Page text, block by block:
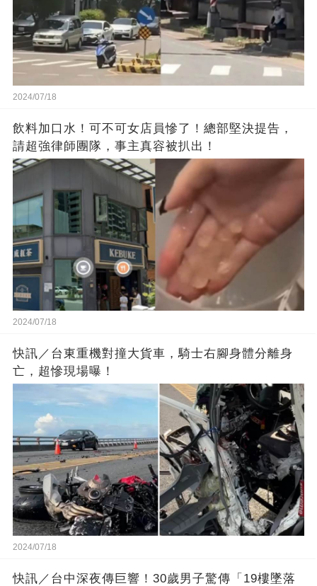
2024/07/18
飲料加口水！可不可女店員慘了！總部堅決提告，
請超強律師團隊，事主真容被扒出！
2024/07/18
快訊／台東重機對撞大貨車，騎士右腳身體分離身
亡，超慘現場曝！
2024/07/18
快訊／台中深夜傳巨響！30歲男子驚傳「19樓墜落